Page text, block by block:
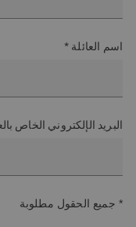
اسم العائلة *
البريد الإلكتروني الخاص
* جميع الحقول مطلوبة